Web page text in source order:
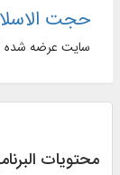
حجت
سایت عرضه
محتويات